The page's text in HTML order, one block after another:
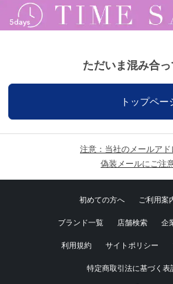
ただいま混み合
トップペー
注意：当社のメールア
偽装メールにご注
初めての方へ ご利用案
ブランド一覧 店舗検索 企
利用規約 サイトポリシー
特定商取引法に基づく表